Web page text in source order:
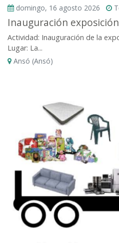
domingo, 16 agosto 2026
Inauguración
Actividad: Inauguración de la
Lugar: La...
Ansó (Ansó)